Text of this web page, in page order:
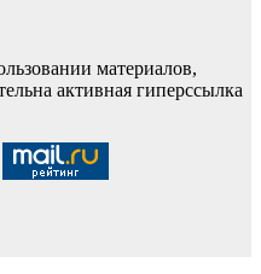
материалов,
активная гиперссылка